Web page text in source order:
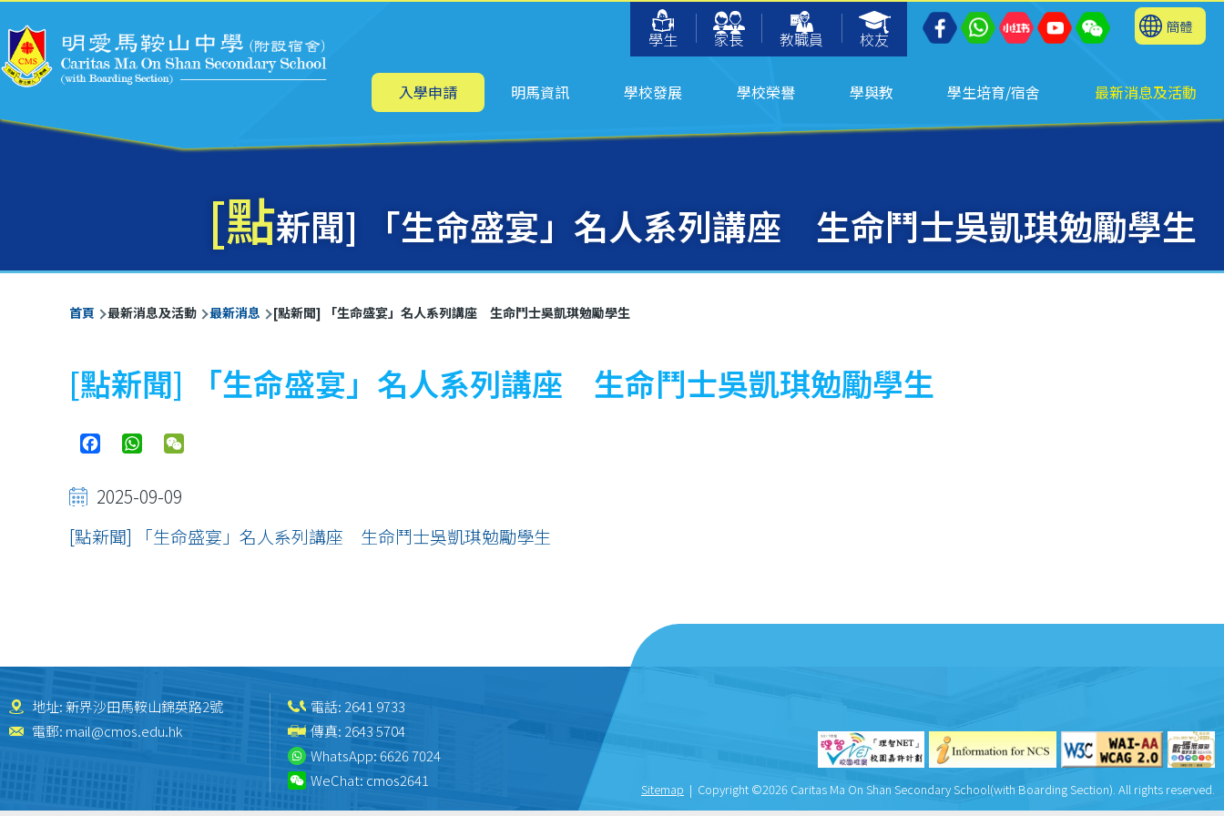
學生
家長 教職員 校友
簡體
主
航 入學申請 明馬資訊 學校發展 學校榮譽 學與教 學生培育/宿舍 最新消息及活動
[點新聞] 「生命盛宴」名人系列講座 生命鬥士吳凱琪勉勵學生
導
航
連
結
首頁 最新消息及活動 最新消息 [點新聞] 「生命盛宴」名人系列講座 生命鬥士吳凱琪勉勵學生
[點新聞] 「生命盛宴」名人系列講座 生命鬥士吳凱琪勉勵學生
FacebookWhatsApp
2025-09-09
[點新聞] 「生命盛宴」名人系列講座 生命鬥士吳凱琪勉勵學生
地址: 新界沙田馬鞍山錦英路2號
電郵: mail@cmos.edu.hk
電話: 2641 9733
傳真: 2643 5704
WhatsApp:6626 7024
WeChat: cmos2641 Sitemap | Copyright ©2026 Caritas Ma On Shan Secondary School(with Boarding Section). All rights reserved.